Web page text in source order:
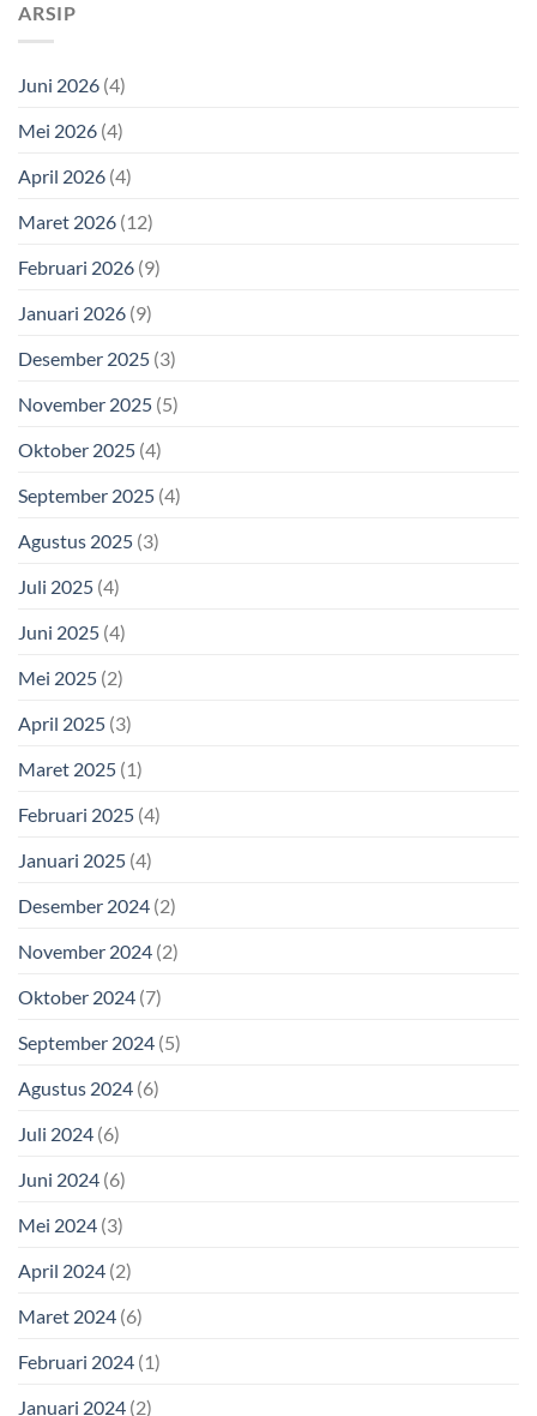
ARSIP
Juni 2026 (4)
Mei 2026 (4)
April 2026 (4)
Maret 2026 (12)
Februari 2026 (9)
Januari 2026 (9)
Desember 2025 (3)
November 2025 (5)
Oktober 2025 (4)
September 2025 (4)
Agustus 2025 (3)
Juli 2025 (4)
Juni 2025 (4)
Mei 2025 (2)
April 2025 (3)
Maret 2025 (1)
Februari 2025 (4)
Januari 2025 (4)
Desember 2024 (2)
November 2024 (2)
Oktober 2024 (7)
September 2024 (5)
Agustus 2024 (6)
Juli 2024 (6)
Juni 2024 (6)
Mei 2024 (3)
April 2024 (2)
Maret 2024 (6)
Februari 2024 (1)
Januari 2024 (2)